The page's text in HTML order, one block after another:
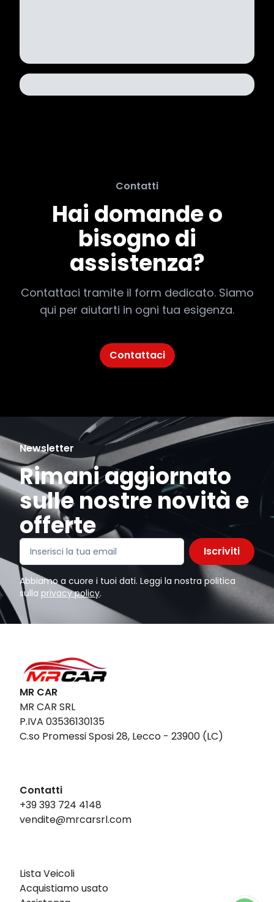
Contatti
Hai domande o
bisogno di
assistenza?
Contattaci tramite il form dedicato. Siamo
qui per aiutarti in ogni tua esigenza.
Contattaci
Newsletter
Rimani aggiornato
sulle nostre novità e
offerte
Iscriviti
Abbiamo a cuore i tuoi dati. Leggi la nostra politica
sulla privacy policy.
MR CAR
MR CAR SRL
P.IVA 03536130135
C.so Promessi Sposi 28, Lecco - 23900 (LC)
Contatti
+39 393 724 4148
vendite@mrcarsrl.com
Lista Veicoli
Acquistiamo usato